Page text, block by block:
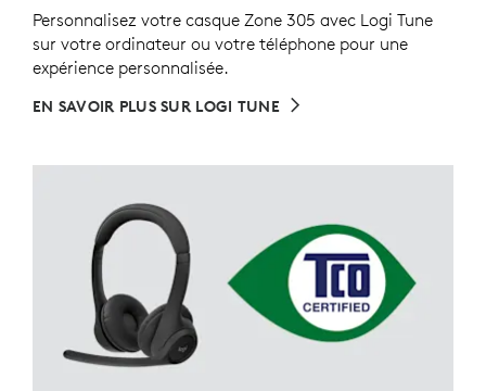
Personnalisez votre casque Zone 305 avec Logi Tune
sur votre ordinateur ou votre téléphone pour une
expérience personnalisée.
EN SAVOIR PLUS SUR LOGI TUNE